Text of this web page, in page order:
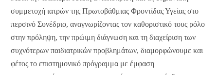
συμμετοχή ιατρών της Πρωτοβάθμιας Φροντίδας Υγείας στο
περσινό Συνέδριο, αναγνωρίζοντας τον καθοριστικό τους ρόλο
στην πρόληψη, την πρώιμη διάγνωση και τη διαχείριση των
συχνότερων παιδιατρικών προβλημάτων, διαμορφώνουμε και
φέτος το επιστημονικό πρόγραμμα με έμφαση